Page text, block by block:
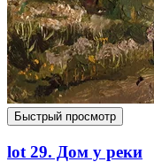
Быстрый просмотр
lot 29. Дом у реки